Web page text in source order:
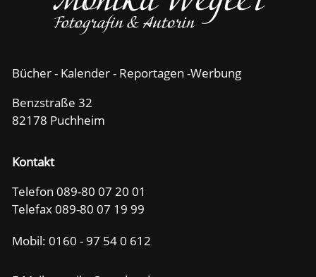
Bücher - Kalender - Reportagen -Werbung
Benzstraße 32
82178 Puchheim
Kontakt
Telefon 089-80 07 20 01
Telefax 089-80 07 19 99
Mobil: 0160 - 97 54 0 612